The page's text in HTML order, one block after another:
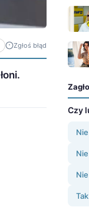
Zgłoś błąd
Czy
Nie
Tak